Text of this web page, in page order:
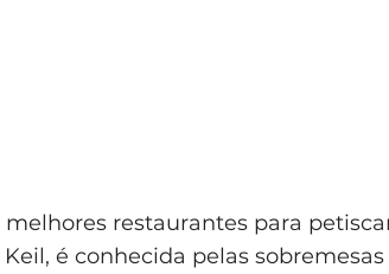
restaurantes para
é conhecida pelas sobremesas